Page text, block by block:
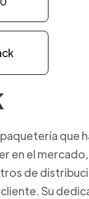
que
en el
de
Su